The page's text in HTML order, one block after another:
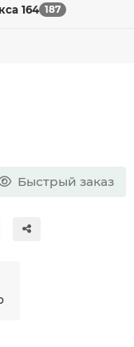
164 187
Быстрый заказ